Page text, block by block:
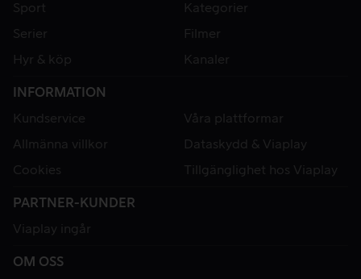
Sport
Kategorier
Serier
Filmer
Hyr & köp
Kanaler
INFORMATION
Kundservice
Våra plattformar
Allmänna villkor
Dataskydd & Viaplay
Cookies
Tillgänglighet hos Viaplay
PARTNER-KUNDER
Viaplay ingår
OM OSS